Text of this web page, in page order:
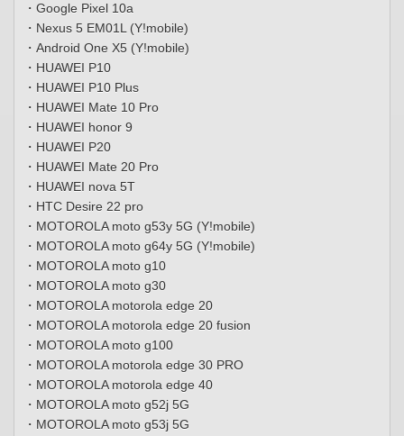
・Google Pixel 10a
・Nexus 5 EM01L (Y!mobile)
・Android One X5 (Y!mobile)
・HUAWEI P10
・HUAWEI P10 Plus
・HUAWEI Mate 10 Pro
・HUAWEI honor 9
・HUAWEI P20
・HUAWEI Mate 20 Pro
・HUAWEI nova 5T
・HTC Desire 22 pro
・MOTOROLA moto g53y 5G (Y!mobile)
・MOTOROLA moto g64y 5G (Y!mobile)
・MOTOROLA moto g10
・MOTOROLA moto g30
・MOTOROLA motorola edge 20
・MOTOROLA motorola edge 20 fusion
・MOTOROLA moto g100
・MOTOROLA motorola edge 30 PRO
・MOTOROLA motorola edge 40
・MOTOROLA moto g52j 5G
・MOTOROLA moto g53j 5G